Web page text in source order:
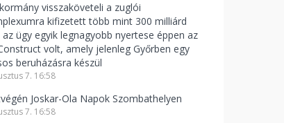
visszaköveteli a zuglói
kifizetett több mint 300 milliárd
ügy egyik legnagyobb nyertese éppen az
volt, amely jelenleg Győrben egy
beruházásra készül
7. 16:58
Joskar-Ola Napok Szombathelyen
7. 16:58